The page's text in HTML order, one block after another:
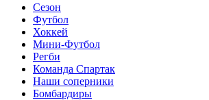
Сезон
Футбол
Хоккей
Мини-Футбол
Регби
Команда Спартак
Наши соперники
Бомбардиры